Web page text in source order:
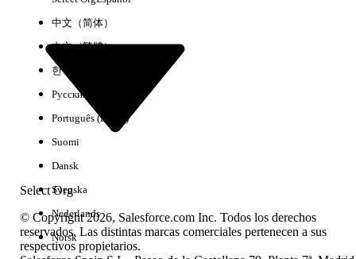
No hay resultados
Select Org
中文（简体）
中文（繁體）
한국어
Русский
Português (Brasil)
Suomi
Dansk
Svenska
Nederlands
Norsk
© Copyright 2026, Salesforce.com Inc. Todos los derechos
reservados. Las distintas marcas comerciales pertenecen a sus
respectivos propietarios.